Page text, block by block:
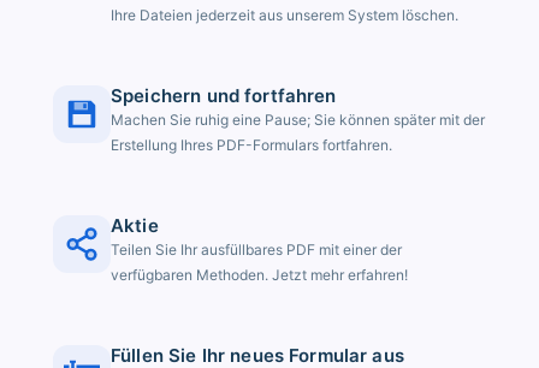
Ihre Dateien jederzeit aus unserem System löschen.
Speichern und fortfahren
Machen Sie ruhig eine Pause; Sie können später mit der
Erstellung Ihres PDF-Formulars fortfahren.
Aktie
Teilen Sie Ihr ausfüllbares PDF mit einer der
verfügbaren Methoden. Jetzt mehr erfahren!
Füllen Sie Ihr neues Formular aus